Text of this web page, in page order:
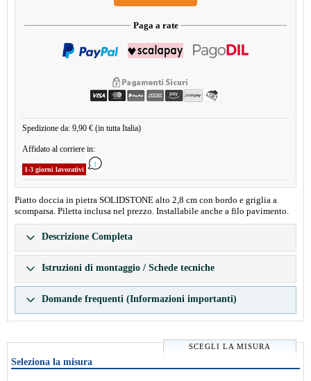
Paga a rate
Spedizione da: 9,90 € (in tutta Italia)
Affidato al corriere in:
1-3 giorni lavorativi
Piatto doccia in pietra SOLIDSTONE alto 2,8 cm con bordo e griglia a
scomparsa. Piletta inclusa nel prezzo. Installabile anche a filo pavimento.
Descrizione Completa
Istruzioni di montaggio / Schede tecniche
Domande frequenti (Informazioni importanti)
SCEGLI LA MISURA
Seleziona la misura